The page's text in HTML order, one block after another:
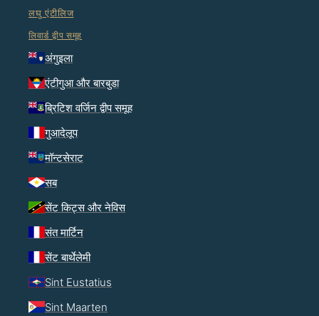
लघु एंटीलिज
लिवार्ड द्वीप समूह
अंगुइला
एंटीगुआ और बारबुडा
ब्रिटिश वर्जिन द्वीप समूह
गुआदेलूप
मॉन्टसेराट
सब
सेंट किट्स और नेविस
संत मार्टिन
सेंट बार्थेलेमी
Sint Eustatius
Sint Maarten